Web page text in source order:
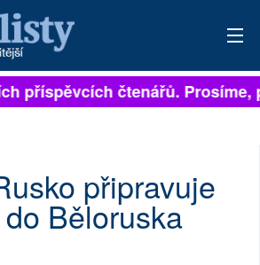
příspěvcích čtenářů. Prosíme,
připravuje
Běloruska